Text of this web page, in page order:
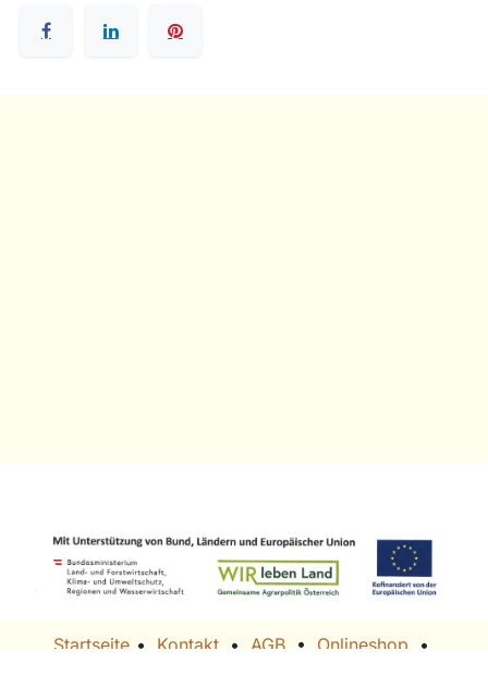
Startseite • ​ Kontakt • AGB • ​ Onlineshop • ​